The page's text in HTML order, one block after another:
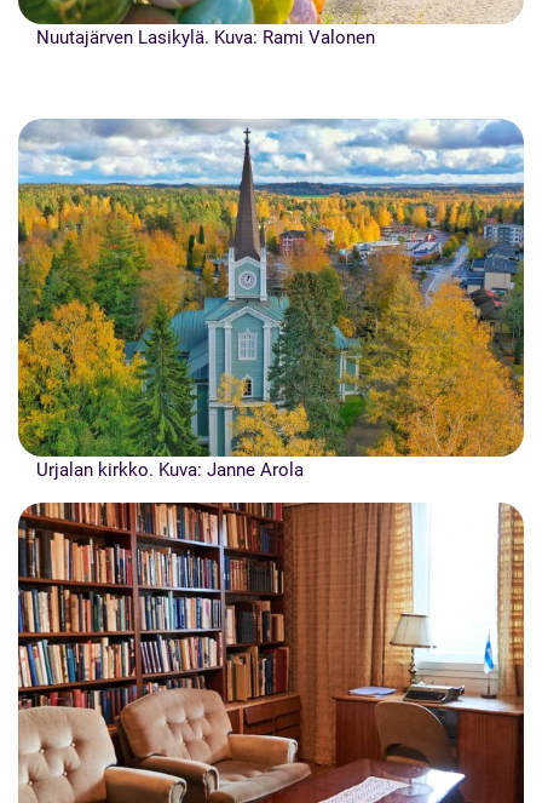
Nuutajärven Lasikylä. Kuva: Rami Valonen
Urjalan kirkko. Kuva: Janne Arola